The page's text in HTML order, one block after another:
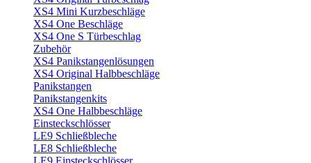
XS4 Mini Kurzbeschläge
XS4 One Beschläge
XS4 One S Türbeschlag
Zubehör
XS4 Panikstangenlösungen
XS4 Original Halbbeschläge
Panikstangen
Panikstangenkits
XS4 One Halbbeschläge
Einsteckschlösser
LE9 Schließbleche
LE8 Schließbleche
LE9 Einsteckschlösser